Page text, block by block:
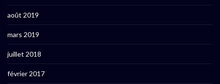
août 2019
mars 2019
juillet 2018
février 2017